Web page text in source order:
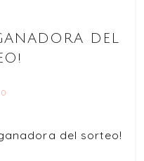
DEL
del sorteo!